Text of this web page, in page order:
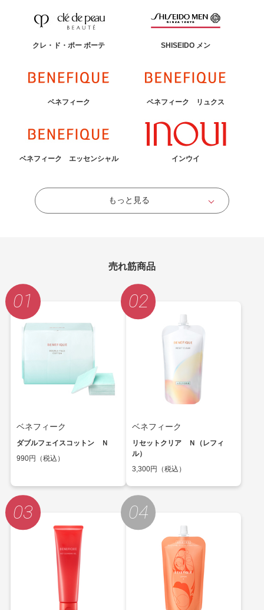
クレ・ド・ポー ボーテ SHISEIDO メン
ベネフィーク ベネフィーク リュクス
ベネフィーク エッセンシャル インウイ
もっと見る
売れ筋商品
ベネフィーク
ダブルフェイスコットン Ｎ
990円（税込）
ベネフィーク
リセットクリア Ｎ（レフィ
ル）
3,300円（税込）